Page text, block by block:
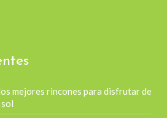
mejores rincones para disfrutar de